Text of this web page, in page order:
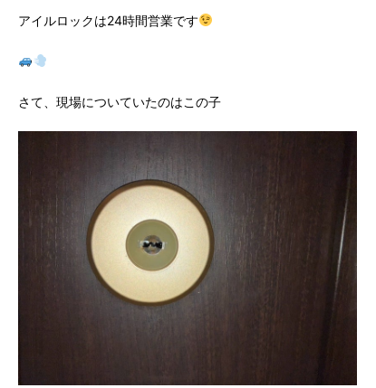
アイルロックは24時間営業です
さて、現場についていたのはこの子